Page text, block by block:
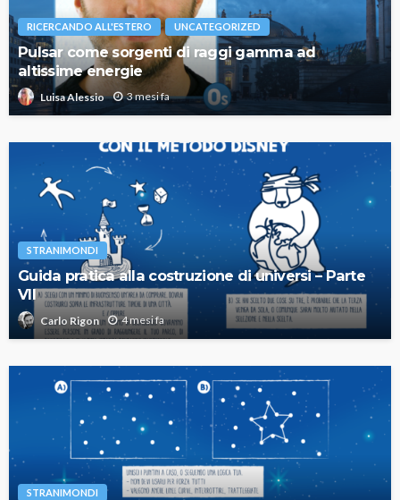
RICERCANDO ALL'ESTERO UNCATEGORIZED
Pulsar come sorgenti di raggi gamma ad
altissime energie
Luisa Alessio 3 mesi fa
STRANIMONDI
Guida pratica alla costruzione di universi – Parte
VII
Carlo Rigon 4 mesi fa
STRANIMONDI